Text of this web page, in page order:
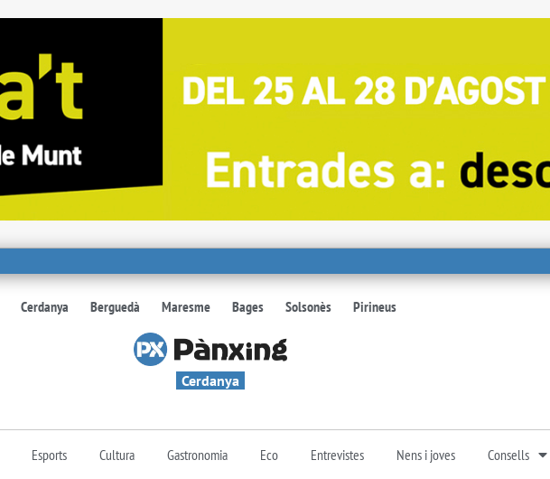
Cerdanya Berguedà Maresme Bages Solsonès Pirineus
Cerdanya
Esports Cultura Gastronomia Eco Entrevistes Nens i joves Consells